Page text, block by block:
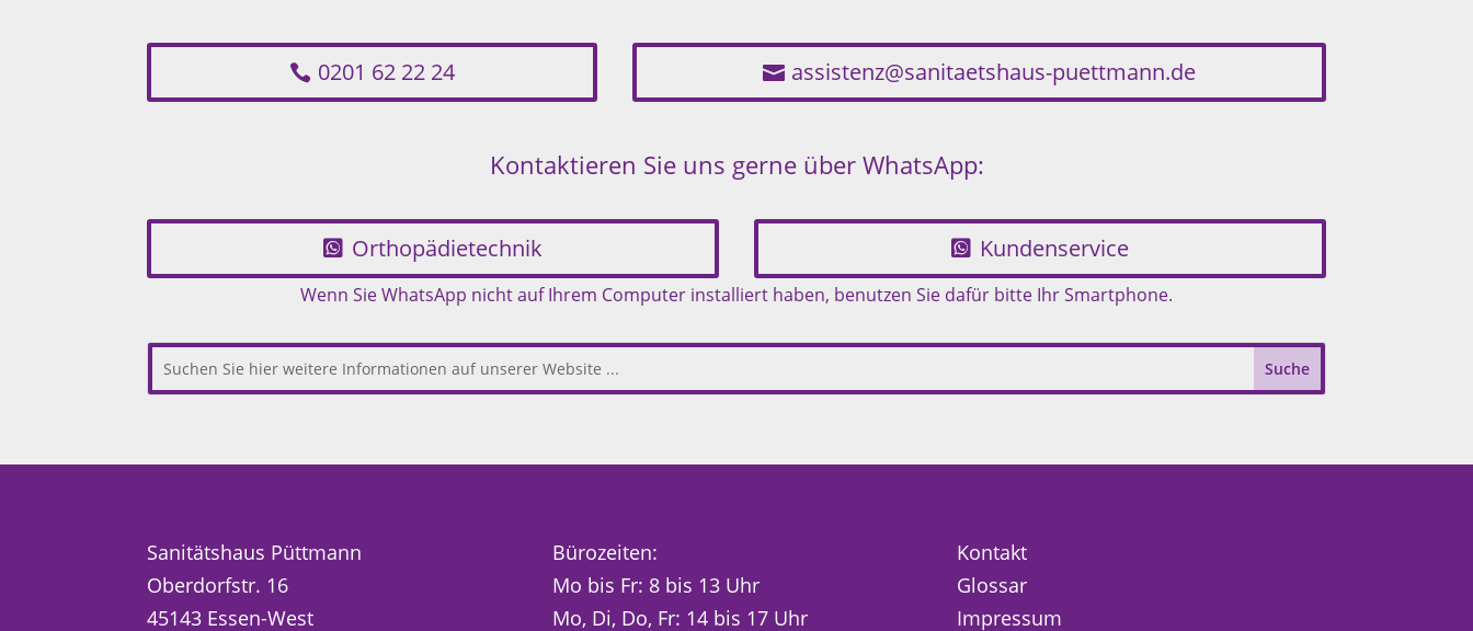
0201 62 22 24 assistenz@sanitaetshaus-puettmann.de
Kontaktieren Sie uns gerne über WhatsApp:
Orthopädietechnik Kundenservice
Wenn Sie WhatsApp nicht auf Ihrem Computer installiert haben, benutzen Sie dafür bitte Ihr Smartphone.
Sanitätshaus Püttmann
Oberdorfstr. 16
45143 Essen-West
Bürozeiten:
Mo bis Fr: 8 bis 13 Uhr
Mo, Di, Do, Fr: 14 bis 17 Uhr
Kontakt
Glossar
Impressum